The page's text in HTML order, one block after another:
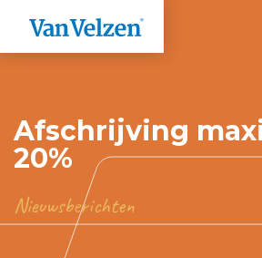
Afschrijving
20%
Nieuwsberichten